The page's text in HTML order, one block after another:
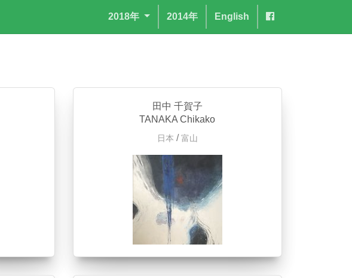
2018年 2014年 English
田中 千賀子
TANAKA Chikako
日本 / 富山